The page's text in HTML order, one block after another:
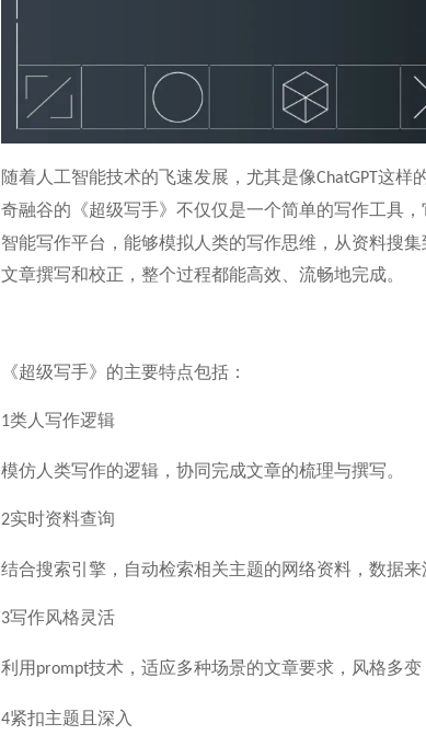
随着人工智能技术的飞速发展，尤其是像ChatGPT 这样
奇融谷的《超级写手》不仅仅是一个简单的写作工具
智能写作平台，能够模拟人类的写作思维，从资料搜
文章撰写和校正，整个过程都能高效、流畅地完成。
《超级写手》的主要特点包括：
1类人写作逻辑
模仿人类写作的逻辑，协同完成文章的梳理与撰写。
2实时资料查询
结合搜索引擎，自动检索相关主题的网络资料，数据来
3写作风格灵活
利用 prompt技术，适应多种场景的文章要求，风格多变
4紧扣主题且深入